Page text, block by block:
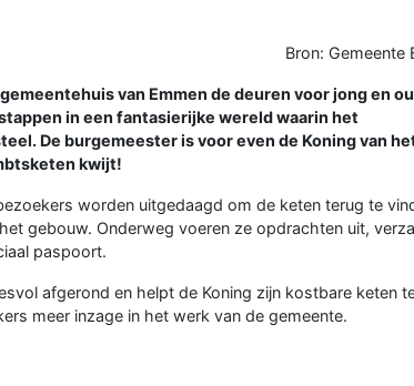
Bron: Gemeente
van Emmen de deuren voor jong en
in een fantasierijke wereld waarin het
De burgemeester is voor even de Koning van
kwijt!
worden uitgedaagd om de keten terug te
gebouw. Onderweg voeren ze opdrachten uit,
paspoort.
afgerond en helpt de Koning zijn kostbare keten
meer inzage in het werk van de gemeente.